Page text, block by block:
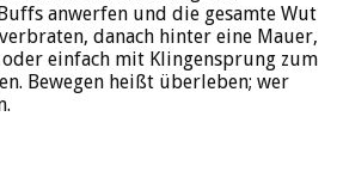
anwerfen und die gesamte Wut
danach hinter eine Mauer,
oder einfach mit Klingensprung zum
Bewegen heißt überleben; wer